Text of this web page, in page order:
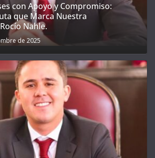
con Apoyo y Compromiso:
que Marca Nuestra
Nahle.
de 2025